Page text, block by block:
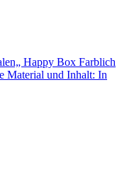
Happy Box Farblich
Material und Inhalt: In